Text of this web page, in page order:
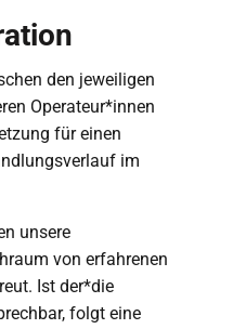
den jeweiligen
Operateur*innen
für einen
im
unsere
von erfahrenen
Ist der*die
folgt eine